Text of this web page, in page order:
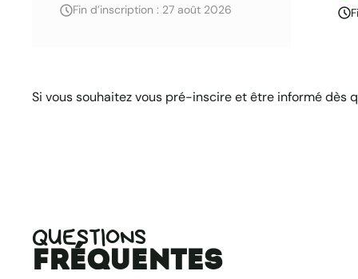
Fin d’inscription : 27 août 2026
Si vous souhaitez vous pré-inscire et être informé dès
QUESTIONS
fréquentes